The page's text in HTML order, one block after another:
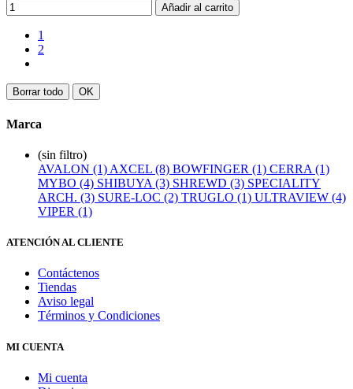
Añadir al carrito
1
2
Borrar todo OK
Marca
(sin filtro)
AVALON (1) AXCEL (8) BOWFINGER (1) CERRA (1)
MYBO (4) SHIBUYA (3) SHREWD (3) SPECIALITY
ARCH. (3) SURE-LOC (2) TRUGLO (1) ULTRAVIEW (4)
VIPER (1)
ATENCIÓN AL CLIENTE
Contáctenos
Tiendas
Aviso legal
Términos y Condiciones
MI CUENTA
Mi cuenta